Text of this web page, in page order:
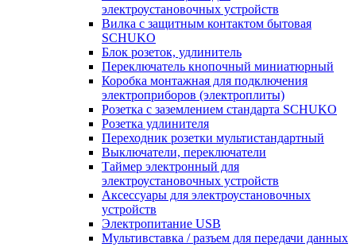
электроустановочных устройств
Вилка с защитным контактом бытовая
SCHUKO
Блок розеток, удлинитель
Переключатель кнопочный миниатюрный
Коробка монтажная для подключения
электроприборов (электроплиты)
Розетка с заземлением стандарта SCHUKO
Розетка удлинителя
Переходник розетки мультистандартный
Выключатели, переключатели
Таймер электронный для
электроустановочных устройств
Аксессуары для электроустановочных
устройств
Электропитание USB
Мультивставка / разъем для передачи данных